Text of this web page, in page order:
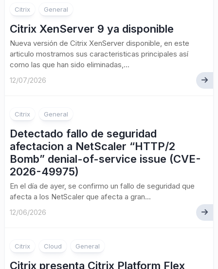
Citrix General
Citrix XenServer 9 ya disponible
Nueva versión de Citrix XenServer disponible, en este
articulo mostramos sus caracteristicas principales así
como las que han sido eliminadas,...
12/07/2026
Citrix General
Detectado fallo de seguridad
afectacion a NetScaler “HTTP/2
Bomb” denial-of-service issue (CVE-
2026-49975)
En el día de ayer, se confirmo un fallo de seguridad que
afecta a los NetScaler que afecta a gran...
12/06/2026
Citrix Cloud General
Citrix presenta Citrix Platform Flex